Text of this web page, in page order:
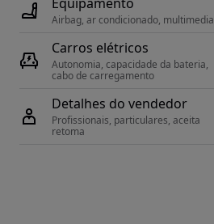
Airbag, ar condicionado, multimedia
Carros elétricos
Autonomia, capacidade da bateria,
cabo de carregamento
Detalhes do vendedor
Profissionais, particulares, aceita
retoma